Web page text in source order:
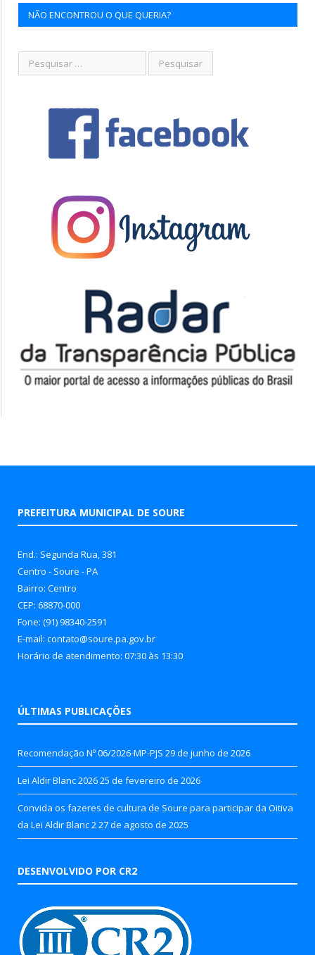
NÃO ENCONTROU O QUE QUERIA?
PREFEITURA MUNICIPAL DE SOURE
End.: Segunda Rua, 381
Centro - Soure - PA
Bairro: Centro
CEP: 68870-000
Fone: (91) 98340-2591
E-mail: contato@soure.pa.gov.br
Horário de atendimento: 07:30 às 13:30
ÚLTIMAS PUBLICAÇÕES
Recomendação Nº 06/2026-MP-PJS 29 de junho de 2026
Lei Aldir Blanc 202625 de fevereiro de 2026
Convida os fazeres de cultura de Soure para participar da Oitiva
da Lei Aldir Blanc 227 de agosto de 2025
DESENVOLVIDO POR CR2